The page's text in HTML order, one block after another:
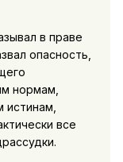
в праве
опасность,
нормам,
все